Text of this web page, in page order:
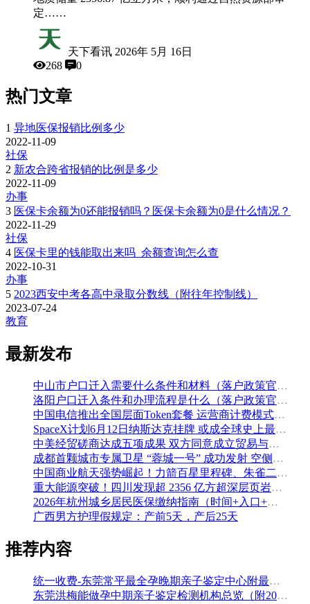
定……
天下看讯 2026年 5月 16日
268
0
热门文章
1 异地医保报销比例多少
2022-11-09
社保
2 新农合跨省报销的比例是多少
2022-11-09
办事
3 医保卡余额为0还能报销吗？医保卡余额为0是什么情况？
2022-11-29
社保
4 医保卡里的钱能取出来吗_余额查询怎么查
2022-10-31
办事
5 2023西安中考各高中录取分数线（附往年控制线）
2023-07-24
教育
最新发布
中山市户口迁入需要什么条件和材料（落户政策官方解读）
洛阳户口迁入条件和办理流程是什么（落户政策官方问答汇总）
中国电信推出全国层面Token套餐 运营商计费模式从”流量”迈向”算力”
SpaceX计划6月12日纳斯达克挂牌 或成全球史上最大规模IPO
中美经贸磋商达成五项成果 双方同意成立贸易与投资双理事会
成都首颗城市专属卫星 “蓉城一号” 成功发射 空侧直转模式同步落地 双重大突破助力国际门户枢纽建设
中国商业航天强势崛起！力箭百星里程碑、朱雀二号改进型发射成功
重大能源突破！四川发现超 2356 亿方超深层页岩气田，保障国家能源安全
2026年杭州城乡居民医保缴纳指南（时间+入口+金额）
广西男方护理假规定：产前5天，产后25天
推荐内容
统一收费-东莞常平最全孕晚期亲子鉴定中心附最全机构地址一览（附2026年汇总鉴定）
东莞洪梅能做孕中期亲子鉴定检测机构总览（附2026年月汇总-鉴定）